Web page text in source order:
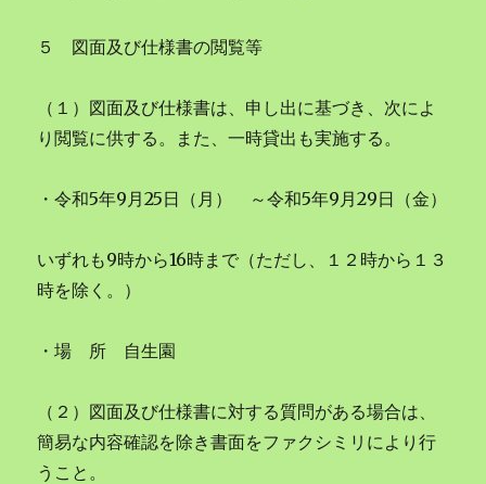
５ 図面及び仕様書の閲覧等
（１）図面及び仕様書は、申し出に基づき、次によ
り閲覧に供する。また、一時貸出も実施する。
・令和5年9月25日（月） ～令和5年9月29日（金）
いずれも9時から16時まで（ただし、１２時から１３
時を除く。）
・場 所 自生園
（２）図面及び仕様書に対する質問がある場合は、
簡易な内容確認を除き書面をファクシミリにより行
うこと。